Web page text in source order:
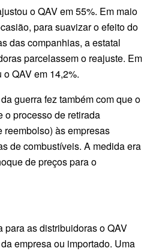
o QAV em 55%. Em maio
para suavizar o efeito do
das companhias, a estatal
parcelassem o reajuste. Em
QAV em 14,2%.
guerra fez também com que o
o processo de retirada
às empresas
de combustíveis. A medida era
de preços para o
para as distribuidoras o QAV
empresa ou importado. Uma